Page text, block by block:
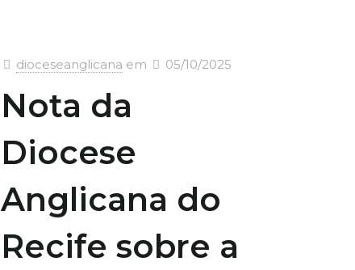
dioceseanglicana em 05/10/2025
Nota da
Diocese
Anglicana do
Recife sobre a